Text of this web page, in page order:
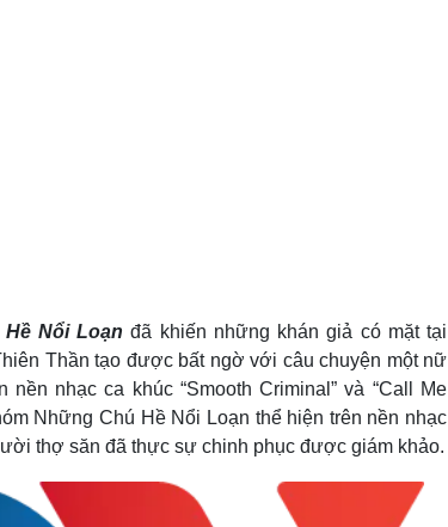
Nổi Loạn đã khiến những khán giả có mặt tại
Thần tạo được bất ngờ với câu chuyện một nữ
nhạc ca khúc “Smooth Criminal” và “Call Me
Những Chú Hề Nổi Loạn thể hiện trên nền nhạc
thợ săn đã thực sự chinh phục được giám khảo.